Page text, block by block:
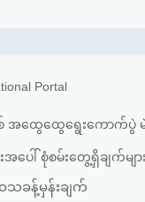
Portal
စ် အထွေထွေရွေးကောက်ပွဲ
အပေါ် စုံစမ်းတွေ့ရှိချက်များ
သခန့်မှန်းချက်